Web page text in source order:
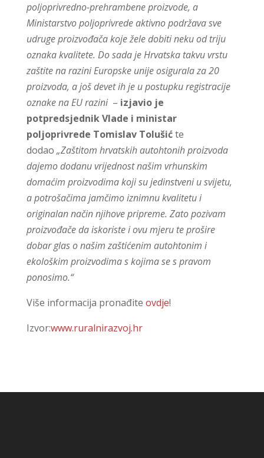
poljoprivredno-prehrambene proizvode, a
Ministarstvo poljoprivrede aktivno podržava sve
udruge proizvođača koje žele dobiti neku od triju
oznaka kvalitete. Do sada je Hrvatska takvu vrstu
zaštite na razini Europske unije osigurala za 20
proizvoda, a još devet ih je u postupku registracije
oznake na EU razini– izjavio je
potpredsjednik Vlade i ministar
poljoprivrede Tomislav Tolušićte
dodao „Zaštitom hrvatskih autohtonih proizvoda
dajemo dodanu vrijednost našim vrhunskim
domaćim proizvodima koji su jedinstveni u svijetu,
a potrošačima jamčimo iznimnu kvalitetu i
originalan način njihove pripreme. Zato pozivam
proizvođače da iskoriste i ovu mjeru te prošire
dobar glas o našim zaštićenim autohtonim i
ekološkim proizvodima s kojima se s pravom
ponosimo.“
Više informacija pronađite ovdje!
Izvor:www.ruralnirazvoj.hr